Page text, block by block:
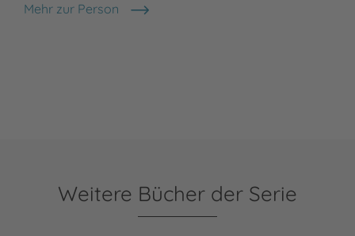
Mehr zur Person
Christin Giessel
Weitere Bücher der Serie